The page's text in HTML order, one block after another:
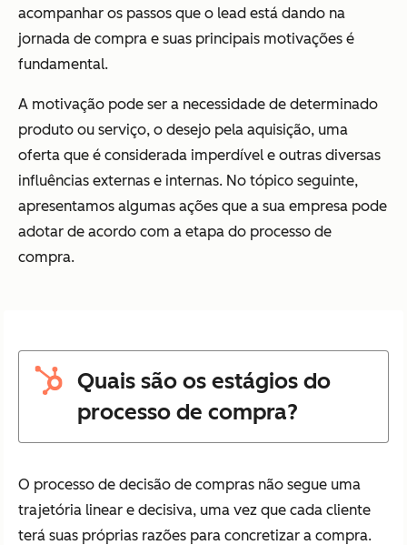
acompanhar os passos que o lead está dando na
jornada de compra e suas principais motivações é
fundamental.
A motivação pode ser a necessidade de determinado
produto ou serviço, o desejo pela aquisição, uma
oferta que é considerada imperdível e outras diversas
influências externas e internas. No tópico seguinte,
apresentamos algumas ações que a sua empresa pode
adotar de acordo com a etapa do processo de
compra.
Quais são os estágios do
processo de compra?
O processo de decisão de compras não segue uma
trajetória linear e decisiva, uma vez que cada cliente
terá suas próprias razões para concretizar a compra.